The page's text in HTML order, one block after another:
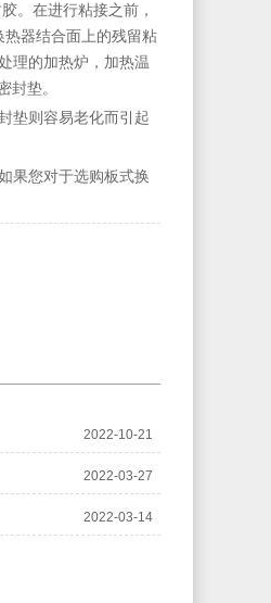
。在进行粘接之前，
器结合面上的残留粘
理的加热炉，加热温
封垫。
垫则容易老化而引起
果您对于选购板式换
2022-10-21
2022-03-27
2022-03-14